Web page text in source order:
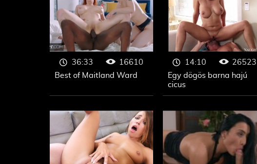
Best of Maitland Ward
36:33
16610
Egy dögös barna hajú
cicus
14:10
26523